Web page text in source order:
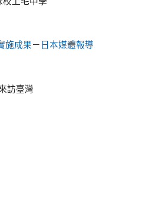
施成果 － 日本媒體報導
訪臺灣